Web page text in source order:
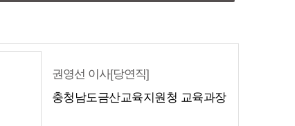
권영선 이사[당연직]
충청남도금산교육지원청 교육과장